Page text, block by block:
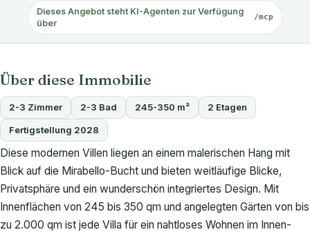
Dieses Angebot steht KI-Agenten zur Verfügung
über
/mcp
Über diese Immobilie
2-3 Zimmer 2-3 Bad 245-350 m² 2 Etagen
Fertigstellung 2028
Diese modernen Villen liegen an einem malerischen Hang mit
Blick auf die Mirabello-Bucht und bieten weitläufige Blicke,
Privatsphäre und ein wunderschön integriertes Design. Mit
Innenflächen von 245 bis 350 qm und angelegten Gärten von bis
zu 2.000 qm ist jede Villa für ein nahtloses Wohnen im Innen-